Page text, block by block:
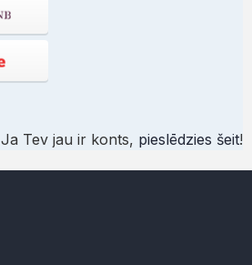
Ja Tev jau ir konts, pieslēdzies šeit!